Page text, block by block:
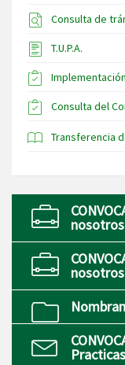
Consulta de
T.U.P.A.
Consulta del
Transferencia
nosotros
nosotros
Practicas